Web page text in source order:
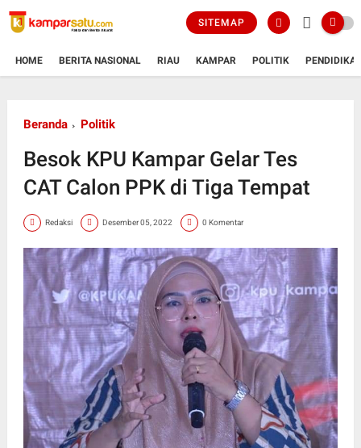
SITEMAP
HOME BERITA NASIONAL RIAU KAMPAR POLITIK
Beranda Politik
Besok KPU Kampar Gelar Tes
CAT Calon PPK di Tiga Tempat
Redaksi Desember 05, 2022 0 Komentar